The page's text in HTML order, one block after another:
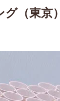
（東京）